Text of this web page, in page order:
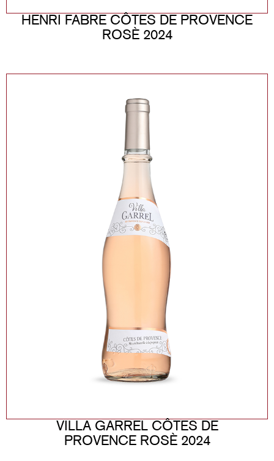
HENRI FABRE CÔTES DE PROVENCE
ROSÈ 2024
VILLA GARREL CÔTES DE
PROVENCE ROSÈ 2024